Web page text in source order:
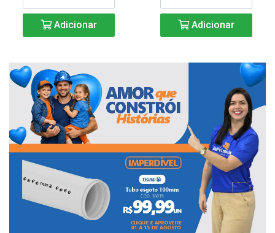
Adicionar Adicionar